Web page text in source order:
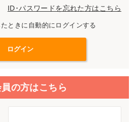
ID･パスワードを忘れた方はこちら
ときに自動的にログインする
の方はこちら